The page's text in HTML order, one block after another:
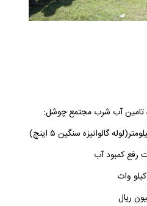
تامین آب شرب مجتمع چوشل: